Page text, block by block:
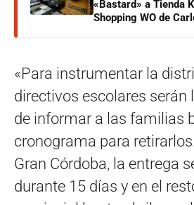
«Bastard» a Tienda
Shopping WO de
«Para instrumentar la
directivos escolares serán
de informar a las familias
cronograma para
Gran Córdoba, la entrega
durante 15 días y en el